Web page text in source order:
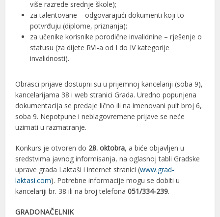
više razrede srednje škole);
za talentovane – odgovarajući dokumenti koji to
potvrđuju (diplome, priznanja);
za učenike korisnike porodične invalidnine – rješenje o
statusu (za dijete RVI-a od I do IV kategorije
invalidnosti).
Obrasci prijave dostupni su u prijemnoj kancelariji (soba 9),
kancelarijama 38 i web stranici Grada. Uredno popunjena
dokumentacija se predaje lično ili na imenovani pult broj 6,
soba 9. Nepotpune i neblagovremene prijave se neće
uzimati u razmatranje.
Konkurs je otvoren do 28. oktobra, a biće objavljen u
sredstvima javnog informisanja, na oglasnoj tabli Gradske
uprave grada Laktaši i internet stranici (www.grad-
laktasi.com). Potrebne informacije mogu se dobiti u
kancelariji br. 38 ili na broj telefona051/334-239.
GRADONAČELNIK